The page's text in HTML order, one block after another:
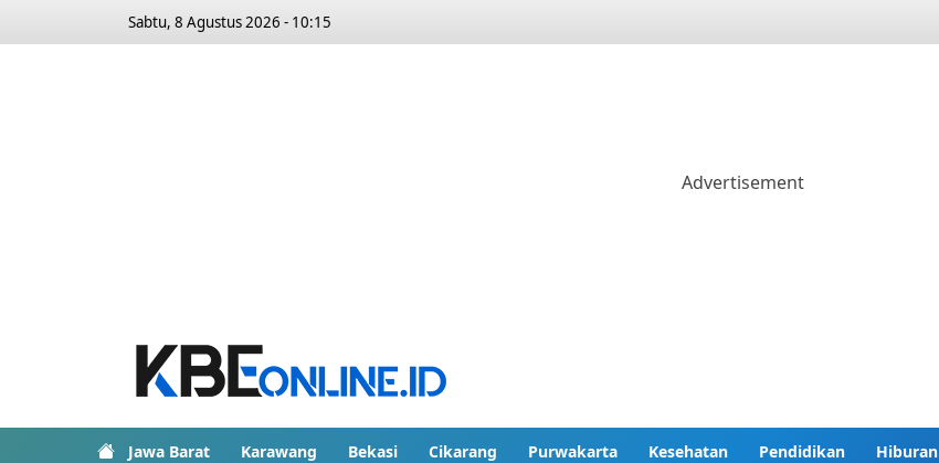
Sabtu, 8 Agustus 2026 - 10:15
Jawa Barat Karawang Bekasi Cikarang Purwakarta Kesehatan Pendidikan Hiburan